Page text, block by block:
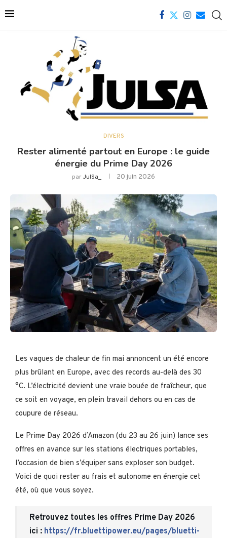
DIVERS
Rester alimenté partout en Europe : le guide
énergie du Prime Day 2026
parJulSa_ 20 juin 2026
Les vagues de chaleur de fin mai annoncent un été encore
plus brûlant en Europe, avec des records au-delà des 30
°C. L’électricité devient une vraie bouée de fraîcheur, que
ce soit en voyage, en plein travail dehors ou en cas de
coupure de réseau.
Le Prime Day 2026 d’Amazon (du 23 au 26 juin) lance ses
offres en avance sur les stations électriques portables,
l’occasion de bien s’équiper sans exploser son budget.
Voici de quoi rester au frais et autonome en énergie cet
été, où que vous soyez.
Retrouvez toutes les offres Prime Day 2026
ici : https://fr.bluettipower.eu/pages/bluetti-